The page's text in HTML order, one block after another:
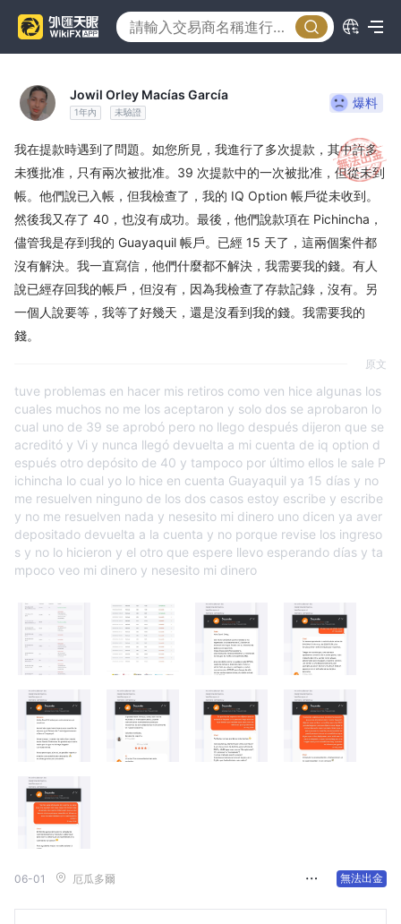
Jowil Orley Macías García
1年內 未驗證
爆料
我在提款時遇到了問題。如您所見，我進行了多次提款，其中許多
未獲批准，只有兩次被批准。39 次提款中的一次被批准，但從未到
帳。他們說已入帳，但我檢查了，我的 IQ Option 帳戶從未收到。
然後我又存了 40，也沒有成功。最後，他們說款項在 Pichincha，
儘管我是存到我的 Guayaquil 帳戶。已經 15 天了，這兩個案件都
沒有解決。我一直寫信，他們什麼都不解決，我需要我的錢。有人
說已經存回我的帳戶，但沒有，因為我檢查了存款記錄，沒有。另
一個人說要等，我等了好幾天，還是沒看到我的錢。我需要我的
錢。
原文
tuve problemas en hacer mis retiros como ven hice algunas los
cuales muchos no me los aceptaron y solo dos se aprobaron lo
cual uno de 39 se aprobó pero no llego después dijeron que se
acreditó y Vi y nunca llegó devuelta a mi cuenta de iq option d
espués otro depósito de 40 y tampoco por último ellos le sale P
ichincha lo cual yo lo hice en cuenta Guayaquil ya 15 días y no
me resuelven ninguno de los dos casos estoy escribe y escribe
y no me resuelven nada y nesesito mi dinero uno dicen ya aver
depositado devuelta a la cuenta y no porque revise los ingreso
s y no lo hicieron y el otro que espere llevo esperando días y ta
mpoco veo mi dinero y nesesito mi dinero
06-01 厄瓜多爾 無法出金